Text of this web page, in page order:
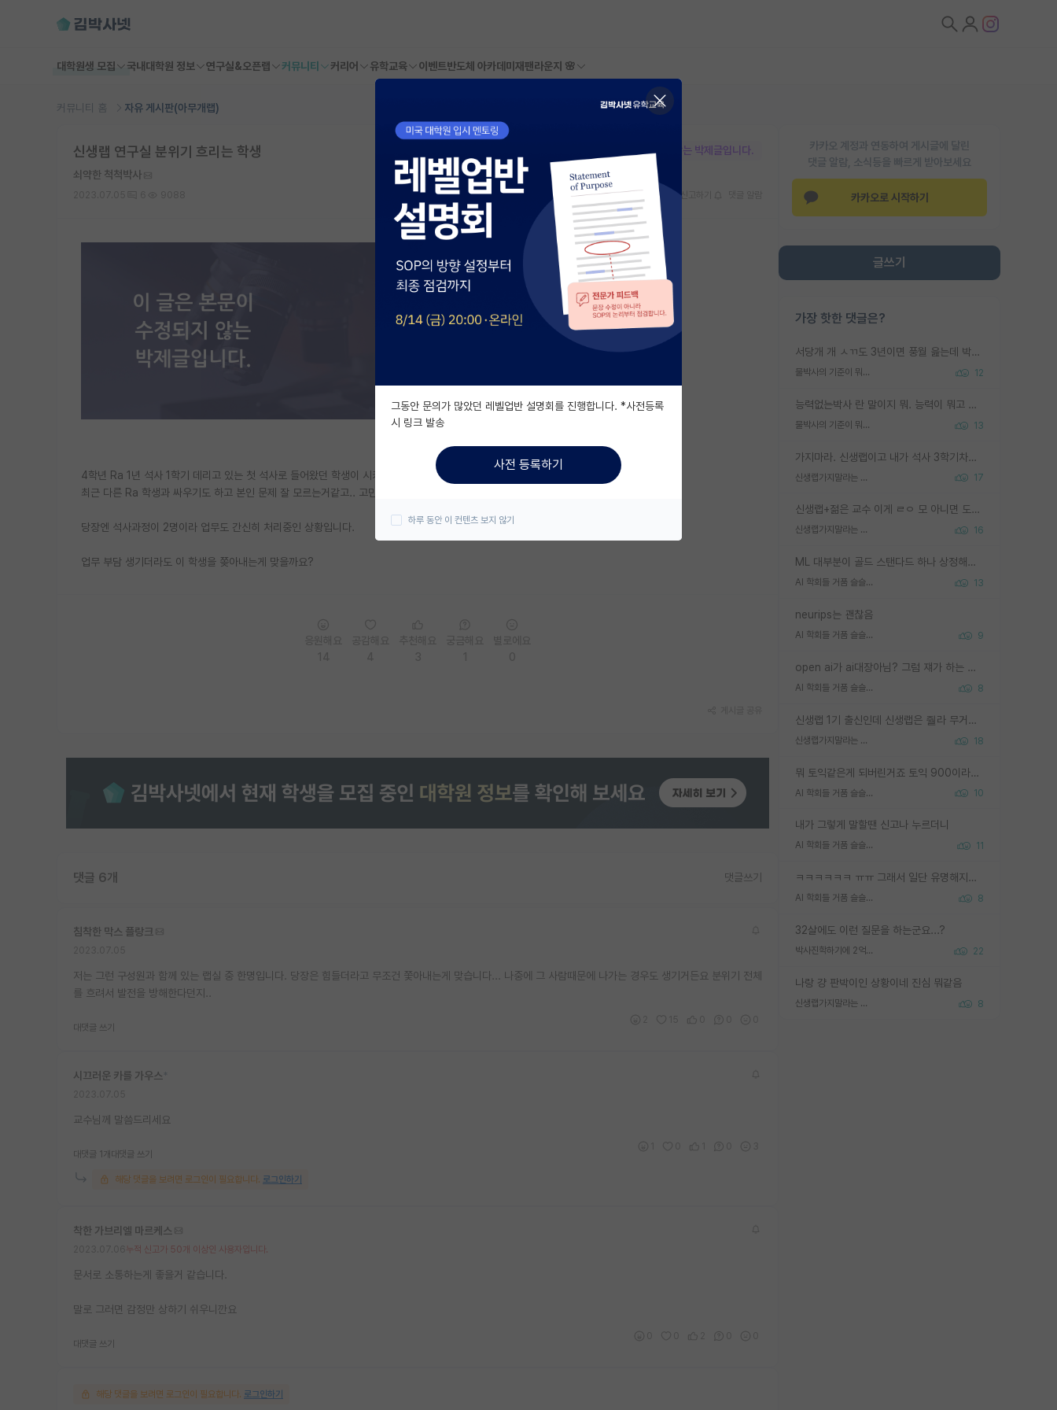
대학원생 모집 국내대학원 정보 연구실&오픈랩 커뮤니티 커리어 유학교육 이벤트반도체 아카데미 재팬라운지 🌸
커뮤니티 홈 자유 게시판(아무개랩)
카카오 계정과 연동하여 게시글에 달린
댓글 알람, 소식등을 빠르게 받아보세요
카카오로 시작하기
글쓰기
가장 핫한 댓글은?
서당개 개 ㅅㄲ도 3년이면 풍월 읊는데 박사 5년 이상 대리고 있으면서 물된건 교수 탓 맞는ㄱ게 거기가 서당이 아니란 소리임
물박사의 기준이 뭐임? 12
능력없는박사 란 말이지 뭐. 능력이 뭐고 능력이 있다는게 뭔지는 사람마다 기준이 다르니까 얘기해봐야 서로 자기 기준만 얘기해서 논쟁이 끝이 안나고. 주위에서 능력있고 야심있는 신입생이 교수가 유의미한 피드백을 아예 안주면서 제대로된 과제에 참여해볼 기회도 제공하지 않고 잡일 뺑뺑이만 돌려서 맨날 단순작업만 하면서 밤새다가 눈빛이 점점 죽어가는걸 본 사람은 물박사는 교수탓이라고 하고, 교수는 이것저것 알려도 주고 기회도 주고 사수 동기 붙여주면서 어떻게든 끌고가려고 하는데 본인이 매일 뺀질거리면서 출근 하는둥마는둥 하다가 기껏 와서도 폰이나 쳐다보다가 실험 망치고 저녁약속있어서 먼저 가볼게요~ 하는걸 본 사람은 물박사는 본인탓이라고 함.
물박사의 기준이 뭐임? 13
가지마라. 신생랩이고 내가 석사 3학기차인데 최고참인데 나도 아무것도 모르는데 교수가 후배들 왜 논문 교육 안시키냐. 논문 왜 안 써오냐 닦달한다
신생랩가지말라는 이유가 있었구나 17
신생랩+젊은 교수 이게 ㄹㅇ 모 아니면 도인듯.
신생랩가지말라는 이유가 있었구나 16
ML 대부분이 골드 스탠다드 하나 상정해놓고 (벤치마크 데이터셋이 여러 개면 여러 개 상정) 그거 얼마나 잘 맞추나 싸움임 가끔 번뜩이는 설계 철학을 보여주는 논문들도 있지만 대부분 그거 성적 얼마나 더 올리느라에 혈안이 되어 있는 측면이 잇음
AI 학회들 거품 슬슬 지적이 나오네요 13
neurips는 괜찮음
AI 학회들 거품 슬슬 지적이 나오네요 9
open ai가 ai대장아님? 그럼 쟤가 하는 말이 다 맞겠네
AI 학회들 거품 슬슬 지적이 나오네요 8
신생랩 1기 출신인데 신생랩은 줠라 무거운 바벨 같은거임. 들면 대박인데 못들면 깔려 죽음. 아무도 알려주지 않는 환경에서 자생해야하지만, 일단 살아남았다면 그 어떤 사람보다 악착같고 생존력 높은 사람으로 거듭날 수 있음
신생랩가지말라는 이유가 있었구나 18
뭐 토익같은게 되버린거죠 토익 900이라고 영어잘하는건 아닙니다만 잘하는사람은 다 900을 넘는 그런
AI 학회들 거품 슬슬 지적이 나오네요 10
내가 그렇게 말할땐 신고나 누르더니
AI 학회들 거품 슬슬 지적이 나오네요 11
ㅋㅋㅋㅋㅋㅋ ㅠㅠ 그래서 일단 유명해지는게 중요한거같습니다
AI 학회들 거품 슬슬 지적이 나오네요 8
32살에도 이런 질문을 하는군요...?
박사진학하기에 2억은 괜찮은 (?) 정도의 경제력인가요 22
나랑 걍 판박이인 상황이네 진심 뭐같음
신생랩가지말라는 이유가 있었구나 8
본문이 수정되지 않는 박제글입니다.
신생랩 연구실 분위기 흐리는 학생
쇠약한 척척박사
스크랩 신고하기
4학년 Ra 1년 석사 1학기 데리고 있는 첫 석사로 들어왔던 학생이 시키는 일 외에는 스스로 하지도 않고....
최근 다른 Ra 학생과 싸우기도 하고 본인 문제 잘 모르는거같고.. 고민이 많습니다.
당장엔 석사과정이 2명이라 업무도 간신히 처리중인 상황입니다.
업무 부담 생기더라도 이 학생을 쫒아내는게 맞을까요?
댓글 6개 댓글쓰기
침착한 막스 플랑크
저는 그런 구성원과 함께 있는 랩실 중 한명입니다. 당장은 힘들더라고 무조건 쫓아내는게 맞습니다... 나중에 그 사람때문에 나가는 경우도 생기거든요 분위기 전체
를 흐려서 발전을 방해한다던지..
대댓글 쓰기
시끄러운 카를 가우스
교수님께 말씀드리세요
대댓글 1개 대댓글 쓰기
해당 댓글을 보려면 로그인이 필요합니다. 로그인하기
착한 가브리엘 마르케스
누적 신고가 50개 이상인 사용자입니다.
문서로 소통하는게 좋을거 같습니다.
말로 그러면 감정만 상하기 쉬우니깐요
대댓글 쓰기
해당 댓글을 보려면 로그인이 필요합니다. 로그인하기
그동안 문의가 많았던 레벨업반 설명회를 진행합니다. *사전등록
시 링크 발송
사전 등록하기
하루 동안 이 컨텐츠 보지 않기